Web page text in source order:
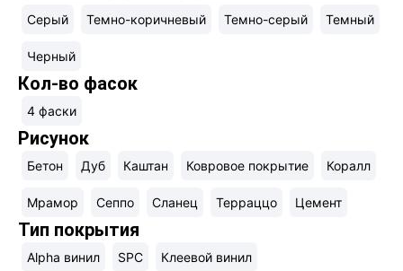
Серый Темно-коричневый Темно-серый Темный
Черный
Кол-во фасок
4 фаски
Рисунок
Бетон Дуб Каштан Ковровое покрытие Коралл
Мрамор Сеппо Сланец Терраццо Цемент
Тип покрытия
Alpha винил SPC Клеевой винил